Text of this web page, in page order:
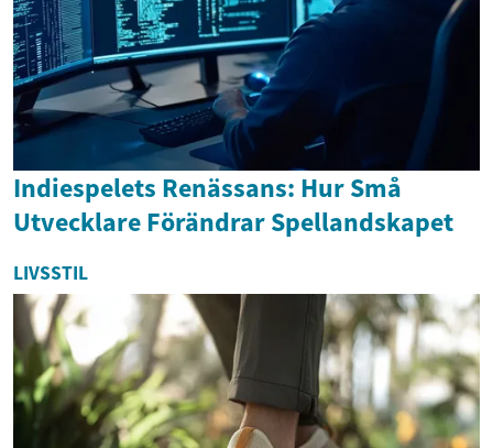
Indiespelets Renässans: Hur Små
Utvecklare Förändrar Spellandskapet
LIVSSTIL